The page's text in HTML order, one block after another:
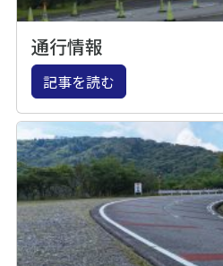
通行情報
記事を読む